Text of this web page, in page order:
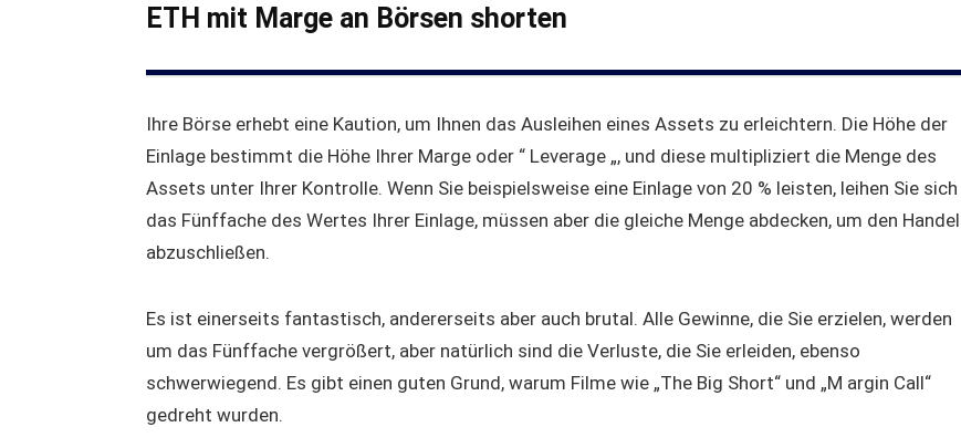
ETH mit Marge an Börsen shorten
Ihre Börse erhebt eine Kaution, um Ihnen das Ausleihen eines Assets zu erleichtern. Die Höhe der
Einlage bestimmt die Höhe Ihrer Marge oder “ Leverage „, und diese multipliziert die Menge des
Assets unter Ihrer Kontrolle. Wenn Sie beispielsweise eine Einlage von 20 % leisten, leihen Sie sich
das Fünffache des Wertes Ihrer Einlage, müssen aber die gleiche Menge abdecken, um den Handel
abzuschließen.
Es ist einerseits fantastisch, andererseits aber auch brutal. Alle Gewinne, die Sie erzielen, werden
um das Fünffache vergrößert, aber natürlich sind die Verluste, die Sie erleiden, ebenso
schwerwiegend. Es gibt einen guten Grund, warum Filme wie „The Big Short“ und „M argin Call“
gedreht wurden.